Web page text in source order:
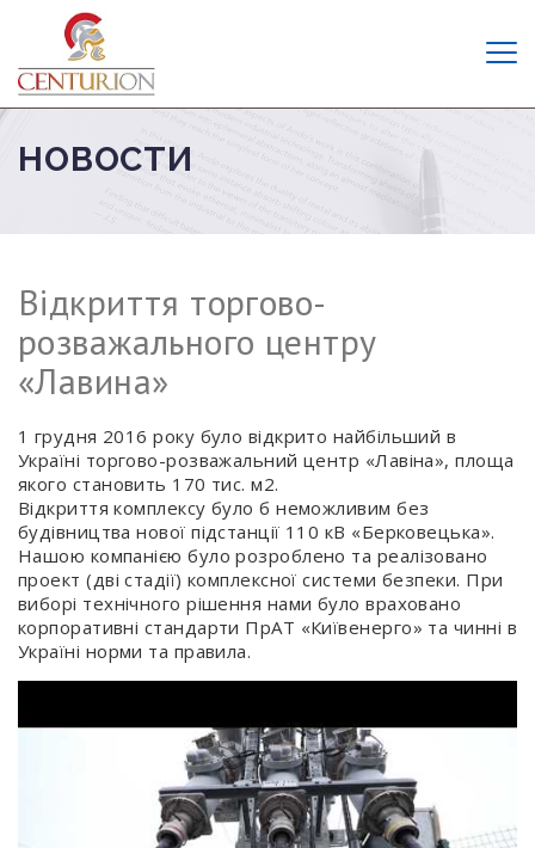
НОВОСТИ
Відкриття торгово-
розважального центру
«Лавина»
1 грудня 2016 року було відкрито найбільший в
Україні торгово-розважальний центр «Лавіна», площа
якого становить 170 тис. м2.
Відкриття комплексу було б неможливим без
будівництва нової підстанції 110 кВ «Берковецька».
Нашою компанією було розроблено та реалізовано
проект (дві стадії) комплексної системи безпеки. При
виборі технічного рішення нами було враховано
корпоративні стандарти ПрАТ «Київенерго» та чинні в
Україні норми та правила.